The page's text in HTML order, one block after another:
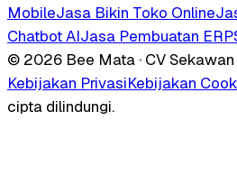
MobileJasa Bikin Toko Online
Chatbot AIJasa Pembuatan ERP
© 2026 Bee Mata · CV
Kebijakan PrivasiKebijakan
cipta dilindungi.